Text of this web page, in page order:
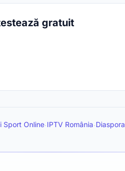
gratuit
Sport Online·IPTV România·Diaspora